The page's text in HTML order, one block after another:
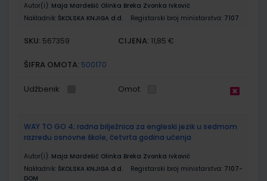
Autor(i): Maja Mardešić Olinka Breka Zvonka Ivković
Nakladnik: ŠKOLSKA KNJIGA d.d. Registarski broj ministarstva: 7107
SKU: 567359 CIJENA: 11,85 €
ŠIFRA OMOTA: 500170
Udžbenik Omot
WAY TO GO 4; radna bilježnica za engleski jezik u sedmom
razredu osnovne škole, četvrta godina učenja
Autor(i): Maja Mardešić Olinka Breka Zvonka Ivković
Nakladnik: ŠKOLSKA KNJIGA d.d. Registarski broj ministarstva: 7107-
DOM